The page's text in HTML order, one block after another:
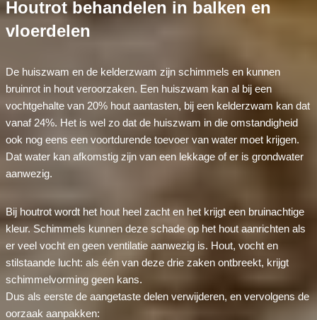
Houtrot behandelen in balken en
vloerdelen
De huiszwam en de kelderzwam zijn schimmels en kunnen
bruinrot in hout veroorzaken. Een huiszwam kan al bij een
vochtgehalte van 20% hout aantasten, bij een kelderzwam kan dat
vanaf 24%. Het is wel zo dat de huiszwam in die omstandigheid
ook nog eens een voortdurende toevoer van water moet krijgen.
Dat water kan afkomstig zijn van een lekkage of er is grondwater
aanwezig.
Bij houtrot wordt het hout heel zacht en het krijgt een bruinachtige
kleur. Schimmels kunnen deze schade op het hout aanrichten als
er veel vocht en geen ventilatie aanwezig is. Hout, vocht en
stilstaande lucht: als één van deze drie zaken ontbreekt, krijgt
schimmelvorming geen kans.
Dus als eerste de aangetaste delen verwijderen, en vervolgens de
oorzaak aanpakken: